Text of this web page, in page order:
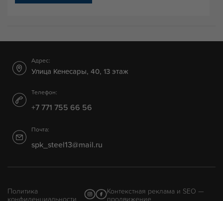
Адрес:
Улица Кенесары, 40, 13 этаж
Телефон:
+7 771 755 66 56
Почта:
spk_steel13@mail.ru
Политика
конфиденциальности
Контекстная реклама и SEO —
продвижение